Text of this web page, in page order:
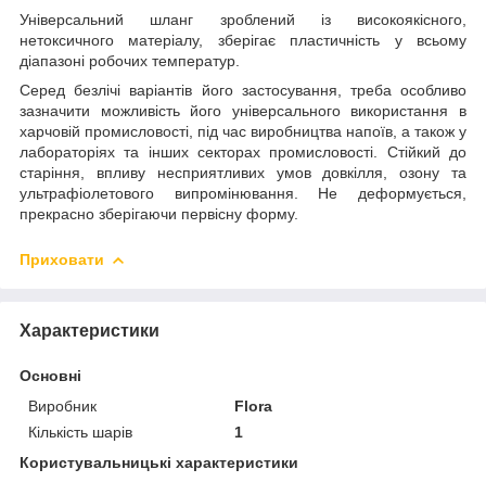
Універсальний шланг зроблений із високоякісного,
нетоксичного матеріалу, зберігає пластичність у всьому
діапазоні робочих температур.
Серед безлічі варіантів його застосування, треба особливо
зазначити можливість його універсального використання в
харчовій промисловості, під час виробництва напоїв, а також у
лабораторіях та інших секторах промисловості. Стійкий до
старіння, впливу несприятливих умов довкілля, озону та
ультрафіолетового випромінювання. Не деформується,
прекрасно зберігаючи первісну форму.
Приховати
Характеристики
Основні
Виробник
Flora
Кількість шарів
1
Користувальницькі характеристики